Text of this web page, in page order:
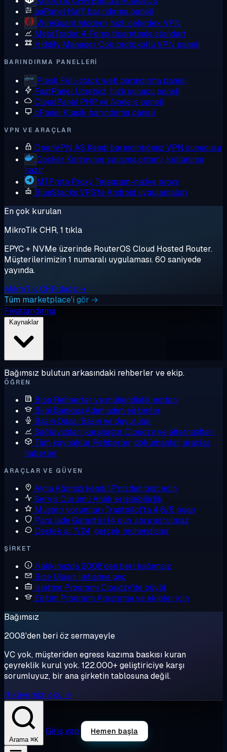
aaPanel Hafif barındırma paneli
WireGuard Modern, hızlı çekirdek VPN
MetaTrader 4 Forex ticaretinde standart
Hiddify Manager Çok protokollü VPN paneli
BARINDIRMA PANELLERI
Plesk Full-stack web barındırma paneli
FastPanel Ücretsiz, hızlı sunucu paneli
CloudPanel PHP ve Node.js paneli
cPanel Klasik barındırma paneli
VPN VE ARAÇLAR
OpenVPN AS Kendi barındırdığınız VPN sunucusu
Docker Konteyner çalışma ortamı, kullanıma
hazır
MTProto Proxy Telegram-native proxy
BlueStacks VPS'te Android uygulamaları
En çok kurulan
MikroTik CHR, 1 tıkla
EPYC + NVMe üzerinde RouterOS Cloud Hosted Router.
Müşterilerimizin 1 numaralı uygulaması. 60 saniyede
yayında.
MikroTik CHR dağıt →
Tüm marketplace'i gör →
Fiyatlandırma
Kaynaklar
Bağımsız bulutun arkasındaki rehberler ve ekip.
ÖĞREN
Blog Rehberler ve mühendislik notları
Bilgi Bankası Adım adım eğitimler
Basın Odası Basın ve duyurular
Sağlayıcıları karşılaştır Cloudzy ve alternatifleri
Tüm kaynaklar Rehberler, dokümanlar, araçlar,
haberler
ARAÇLAR VE GÜVEN
AynaAğımızı kendi IP'nizden test edin
Servis Durumu Anlık erişilebilirlik
Müşteri yorumları Trustpilot'ta 4,6/5 puan
Para İade Garantisi 14 gün, soru sorulmaz
Destek al 7/24, gerçek mühendisler
ŞIRKET
Hakkımızda 2008'den beri bağımsız
Bize Ulaşın İletişime geç
İşletme Programı Cloudzy'de büyüt
Eğitim Programı Araştırma ve ekipler için
Bağımsız
2008'den beri öz sermayeyle
VC yok, müşteriden egress kazıma baskısı kuran
çeyreklik kurul yok. 122.000+ geliştiriciye karşı
sorumluyuz, bir ana şirketin tablosuna değil.
Hikâyemizi oku →
Arama ⌘K
Giriş yap Hemen başla